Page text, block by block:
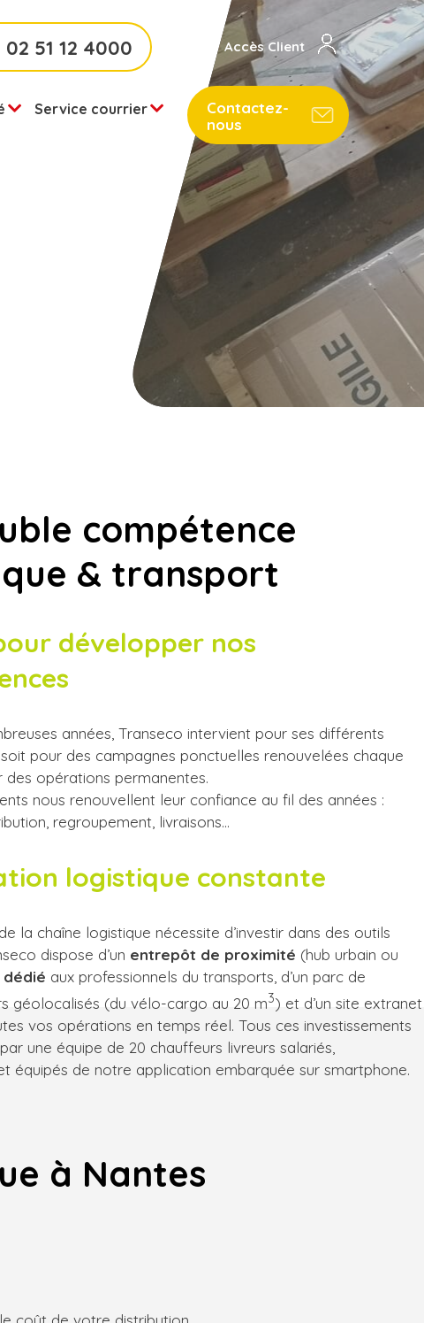
02 51 12 4000 Accès Client
Service courrier
Contactez-
nous
compétence
& transport
développer nos
années, Transeco intervient pour ses différents
pour des campagnes ponctuelles renouvelées chaque
des opérations permanentes.
nous renouvellent leur confiance au fil des années :
regroupement, livraisons…
logistique constante
la chaîne logistique nécessite d’investir dans des outils
dispose d’un entrepôt de proximité (hub urbain ou
dédié aux professionnels du transports, d’un parc de
géolocalisés (du vélo-cargo au 20 m3) et d’un site extranet
vos opérations en temps réel. Tous ces investissements
une équipe de 20 chauffeurs livreurs salariés,
équipés de notre application embarquée sur smartphone.
à Nantes